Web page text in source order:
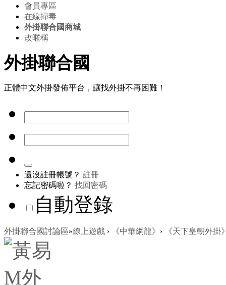
會員專區
在線掃毒
外掛聯合國商城
改暱稱
外掛聯合國
正體中文外掛發佈平台，讓找外掛不再困難！
還沒註冊帳號？ 註冊
忘記密碼啦？ 找回密碼
自動登錄
外掛聯合國討論區»線上遊戲 › 《中華網龍》 › 《天下皇朝外掛